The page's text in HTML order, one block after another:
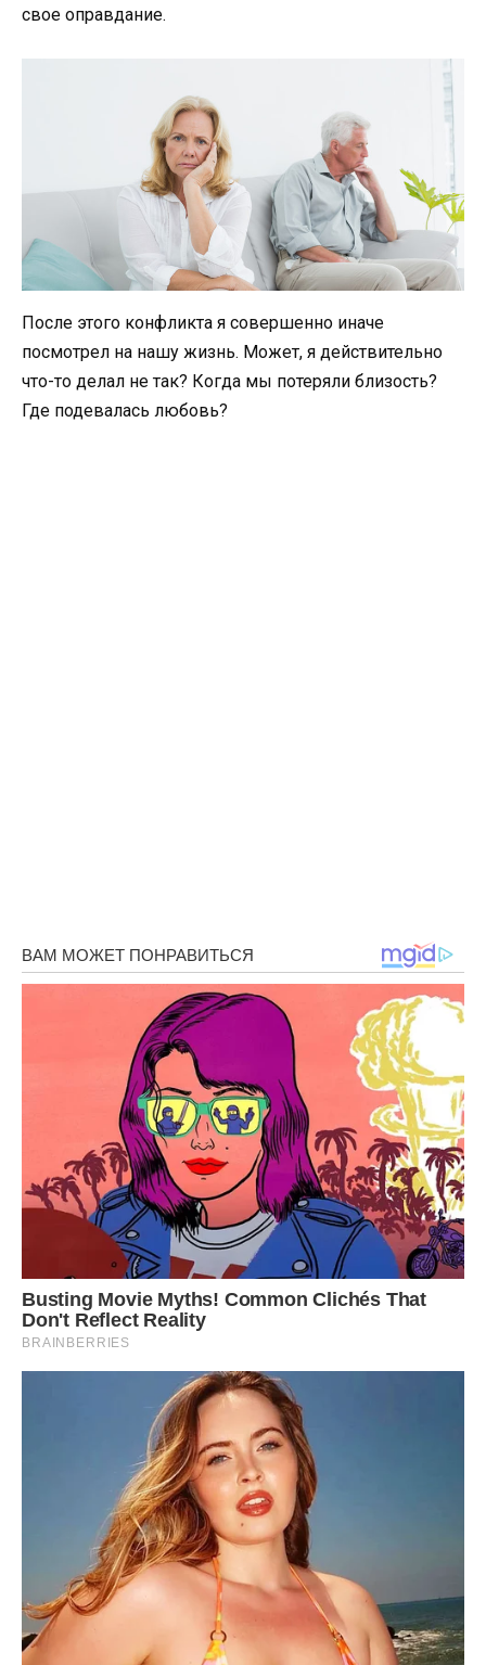
свое оправдание.
После этого конфликта я совершенно иначе
посмотрел на нашу жизнь. Может, я действительно
что-то делал не так? Когда мы потеряли близость?
Где подевалась любовь?